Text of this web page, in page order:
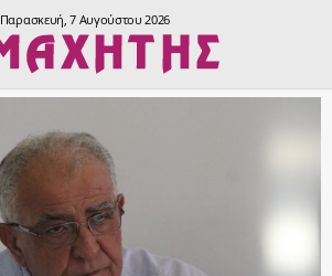
Παρασκευή, 7 Αυγούστου 2026